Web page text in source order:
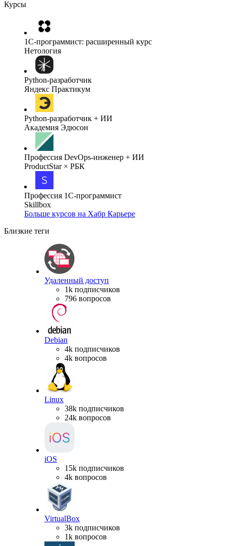
Курсы
1C-программист: расширенный курс
Нетология
Python-разработчик
Яндекс Практикум
Python-разработчик + ИИ
Академия Эдюсон
Профессия DevOps-инженер + ИИ
ProductStar × РБК
Профессия 1С-программист
Skillbox
Больше курсов на Хабр Карьере
Близкие теги
Удаленный доступ
1k подписчиков
796 вопросов
Debian
4k подписчиков
4k вопросов
Linux
38k подписчиков
24k вопросов
iOS
15k подписчиков
4k вопросов
VirtualBox
3k подписчиков
1k вопросов